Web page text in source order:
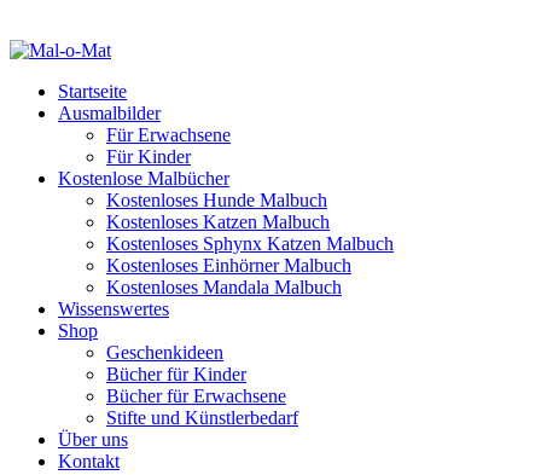
Startseite
Ausmalbilder
Für Erwachsene
Für Kinder
Kostenlose Malbücher
Kostenloses Hunde Malbuch
Kostenloses Katzen Malbuch
Kostenloses Sphynx Katzen Malbuch
Kostenloses Einhörner Malbuch
Kostenloses Mandala Malbuch
Wissenswertes
Shop
Geschenkideen
Bücher für Kinder
Bücher für Erwachsene
Stifte und Künstlerbedarf
Über uns
Kontakt